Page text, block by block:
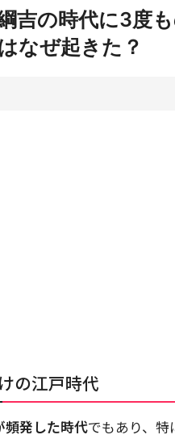
吉の時代に3度
なぜ起きた？
の江戸時代
頻発した時代でもあり、